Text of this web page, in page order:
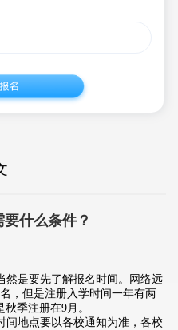
什么条件？
然是要先了解报名时间。网络远
，但是注册入学时间一年有两
季注册在9月。
间地点要以各校通知为准，各校